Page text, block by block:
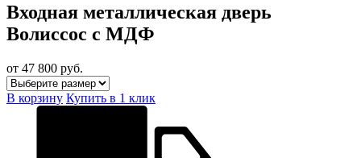
Входная металлическая дверь
Волиссос с МДФ
от 47 800 руб.
В корзину Купить в 1 клик